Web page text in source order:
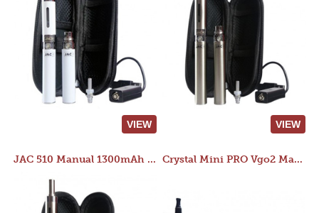
VIEW VIEW
JAC 510 Manual 1300mAh Starter Kit Crystal Mini PRO Vgo2 Manual 400mAh Kit